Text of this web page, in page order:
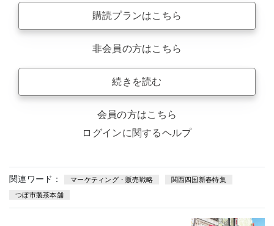
購読プランはこちら
非会員の方はこちら
続きを読む
会員の方はこちら
ログインに関するヘルプ
関連ワード： マーケティング・販売戦略 関西四国新春特集
つぼ市製茶本舗